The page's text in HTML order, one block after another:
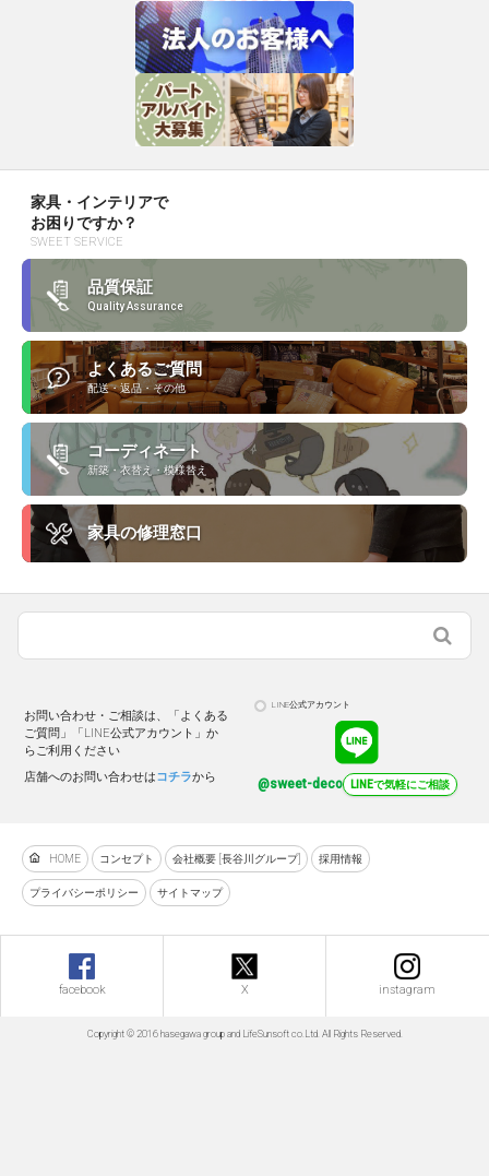
家具・インテリアで
お困りですか？
SWEET SERVICE
品質保証
Quality Assurance
よくあるご質問
配送・返品・その他
コーディネート
新築・衣替え・模様替え
家具の修理窓口
お問い合わせ・ご相談は、「よくある
ご質問」「LINE公式アカウント」か
らご利用ください
店舗へのお問い合わせはコチラから
LINE公式アカウント
@sweet-deco LINEで気軽にご相談
HOME コンセプト 会社概要 [長谷川グループ] 採用情報
プライバシーポリシー サイトマップ
facebook X instagram
Copyright © 2016 hasegawa group and LifeSunsoft co.Ltd. All Rights Reserved.